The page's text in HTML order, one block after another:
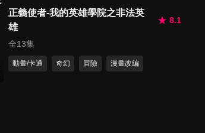
第22集 野干兄妹 / 小白屁屁大
正義使者-我的英雄學院之非法英
雄
8.1
全13集
動畫/卡通 奇幻 冒險 漫畫改編